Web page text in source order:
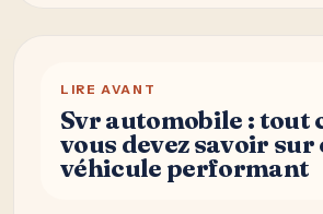
LIRE AVANT
Svr automobile : tout
vous devez savoir sur
véhicule performant